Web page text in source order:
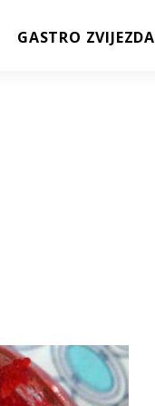
GASTRO ZVIJEZDA